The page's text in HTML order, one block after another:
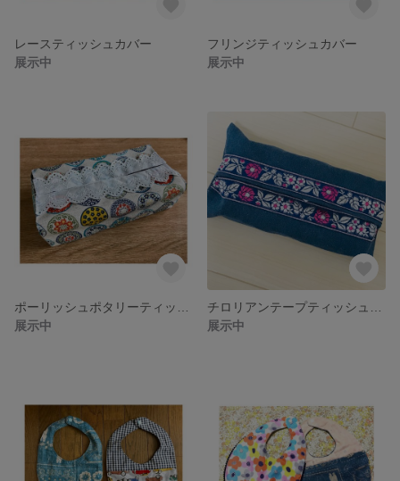
レースティッシュカバー
展示中
フリンジティッシュカバー
展示中
展示中
展示中